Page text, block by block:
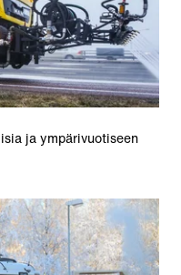
ja ympärivuotiseen